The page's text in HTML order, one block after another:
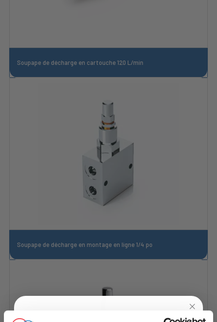
Soupape de décharge en cartouche 120 L/min
Soupape de décharge en montage en ligne 1/4 po